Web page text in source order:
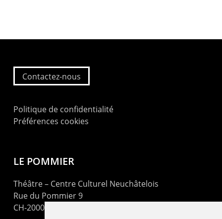
Contactez-nous
Politique de confidentialité
Préférences cookies
LE POMMIER
Théâtre – Centre Culturel Neuchâtelois
Rue du Pommier 9
CH-2000 Neuchâtel